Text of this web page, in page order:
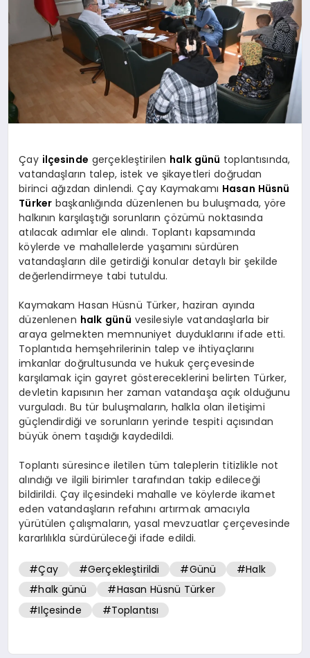
SAĞLIK
YAŞAM
Çay ilçesinde gerçekleştirilen halk günü toplantısında,
vatandaşların talep, istek ve şikayetleri doğrudan
birinci ağızdan dinlendi. Çay Kaymakamı Hasan Hüsnü
Türker başkanlığında düzenlenen bu buluşmada, yöre
halkının karşılaştığı sorunların çözümü noktasında
atılacak adımlar ele alındı. Toplantı kapsamında
köylerde ve mahallelerde yaşamını sürdüren
vatandaşların dile getirdiği konular detaylı bir şekilde
değerlendirmeye tabi tutuldu.
Kaymakam Hasan Hüsnü Türker, haziran ayında
düzenlenen halk günü vesilesiyle vatandaşlarla bir
araya gelmekten memnuniyet duyduklarını ifade etti.
Toplantıda hemşehrilerinin talep ve ihtiyaçlarını
imkanlar doğrultusunda ve hukuk çerçevesinde
karşılamak için gayret göstereceklerini belirten Türker,
devletin kapısının her zaman vatandaşa açık olduğunu
vurguladı. Bu tür buluşmaların, halkla olan iletişimi
güçlendirdiği ve sorunların yerinde tespiti açısından
büyük önem taşıdığı kaydedildi.
Toplantı süresince iletilen tüm taleplerin titizlikle not
alındığı ve ilgili birimler tarafından takip edileceği
bildirildi. Çay ilçesindeki mahalle ve köylerde ikamet
eden vatandaşların refahını artırmak amacıyla
yürütülen çalışmaların, yasal mevzuatlar çerçevesinde
kararlılıkla sürdürüleceği ifade edildi.
#Çay #Gerçekleştirildi #Günü
#Halk
#halk günü
#Hasan Hüsnü Türker
#Ilçesinde
#Toplantısı